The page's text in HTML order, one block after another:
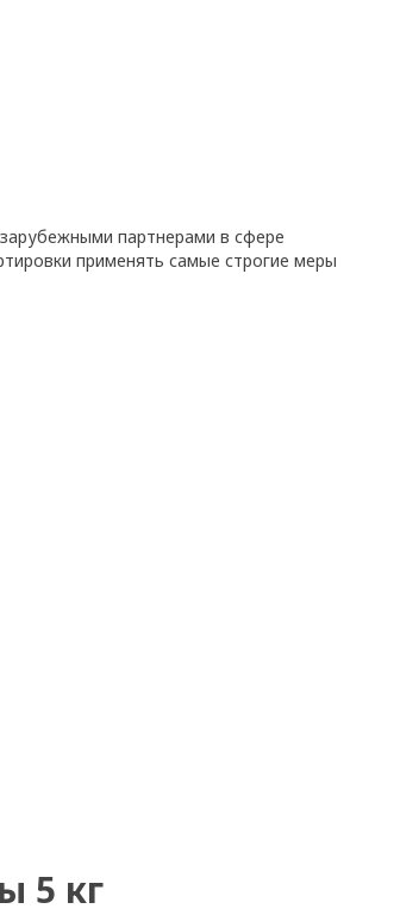
партнерами в сфере
применять самые строгие меры
5 кг